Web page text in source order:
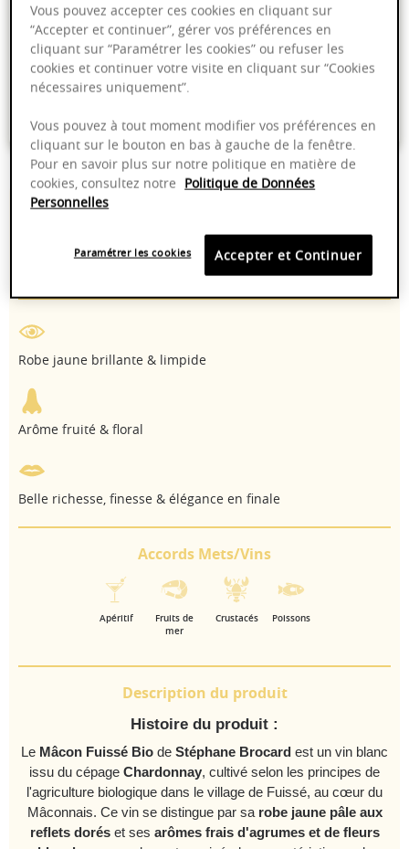
Livraison offerte dans nos points de vente
Emballage anti-casse
Paiement sécurisé
13,00%
2025 - 2026 Chardonnay
Robe jaune brillante & limpide
Arôme fruité & floral
Belle richesse, finesse & élégance en finale
Accords Mets/Vins
Apéritif
Fruits de
mer
Crustacés Poissons
Description du produit
Histoire du produit :
Le Mâcon Fuissé Bio de Stéphane Brocard est un vin blanc
issu du cépage Chardonnay, cultivé selon les principes de
l'agriculture biologique dans le village de Fuissé, au cœur du
Mâconnais. Ce vin se distingue par sa robe jaune pâle aux
reflets doréset ses arômes frais d'agrumes et de fleurs
Vous pouvez accepter ces cookies en cliquant sur
“Accepter et continuer”, gérer vos préférences en
cliquant sur “Paramétrer les cookies” ou refuser les
cookies et continuer votre visite en cliquant sur “Cookies
nécessaires uniquement”.
Vous pouvez à tout moment modifier vos préférences en
cliquant sur le bouton en bas à gauche de la fenêtre.
Pour en savoir plus sur notre politique en matière de
cookies, consultez notre Politique de Données
Personnelles
Accepter et Continuer
Paramétrer les cookies